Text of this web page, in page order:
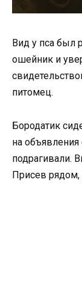
Вид у пса был
ошейник и
питомец.
Бородатик
на
подрагивали.
Присев рядом,